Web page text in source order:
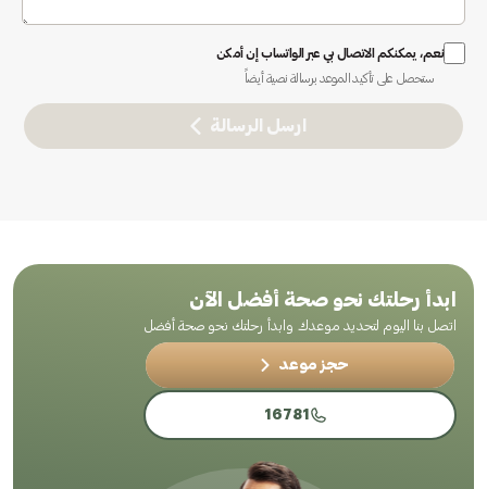
نعم، يمكنكم الاتصال بي عبر الواتساب إن أمكن
ستحصل على تأكيد الموعد برسالة نصية أيضاً
ارسل الرسالة
ابدأ رحلتك نحو صحة أفضل الآن
اتصل بنا اليوم لتحديد موعدك وابدأ رحلتك نحو صحة أفضل
حجز موعد
16781